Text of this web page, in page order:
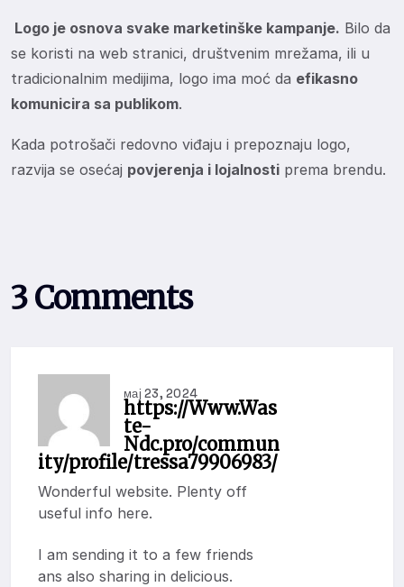
Logo je osnova svake marketinške kampanje. Bilo da
se koristi na web stranici, društvenim mrežama, ili u
tradicionalnim medijima, logo ima moć da efikasno
komunicira sa publikom.
Kada potrošači redovno viđaju i prepoznaju logo,
razvija se osećaj povjerenja i lojalnosti prema brendu.
3 Comments
мај 23, 2024
https://Www.Was
te-
Ndc.pro/commun
ity/profile/tressa79906983/
Wonderful website. Plenty off
useful info here.
I am sending it to a few friends
ans also sharing in delicious.